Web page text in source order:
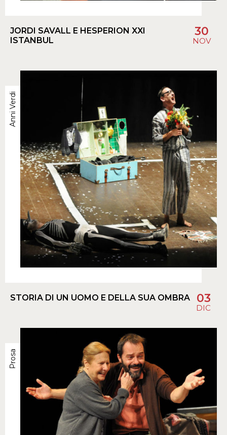
JORDI SAVALL E HESPERION XXI
ISTANBUL
30
NOV
Anni Verdi
STORIA DI UN UOMO E DELLA SUA OMBRA 03
DIC
Prosa